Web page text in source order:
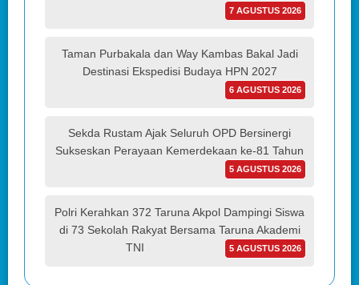
7 AGUSTUS 2026
Taman Purbakala dan Way Kambas Bakal Jadi
Destinasi Ekspedisi Budaya HPN 2027
6 AGUSTUS 2026
Sekda Rustam Ajak Seluruh OPD Bersinergi
Sukseskan Perayaan Kemerdekaan ke-81 Tahun
5 AGUSTUS 2026
Polri Kerahkan 372 Taruna Akpol Dampingi Siswa
di 73 Sekolah Rakyat Bersama Taruna Akademi
TNI
5 AGUSTUS 2026